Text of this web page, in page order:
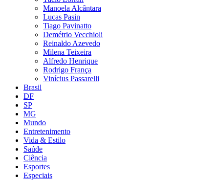
Manoela Alcântara
Lucas Pasin
Tiago Pavinatto
Demétrio Vecchioli
Reinaldo Azevedo
Milena Teixeira
Alfredo Henrique
Rodrigo França
Vinícius Passarelli
Brasil
DF
SP
MG
Mundo
Entretenimento
Vida & Estilo
Saúde
Ciência
Esportes
Especiais